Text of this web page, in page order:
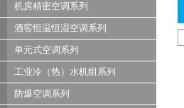
机房精密空调系列
酒窖恒温恒湿空调系列
单元式空调系列
工业冷（热）水机组系列
防爆空调系列